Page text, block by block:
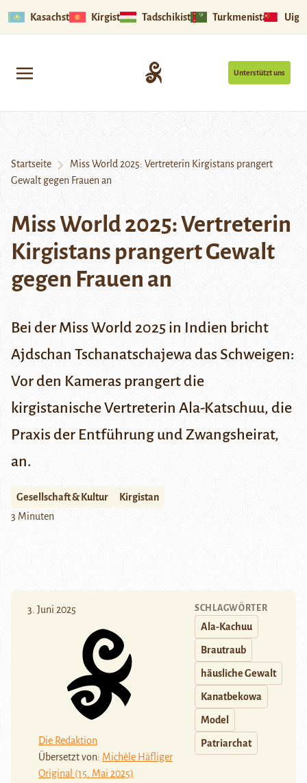
Kasachstan Kirgistan Tadschikistan Turkmenistan
Unterstützt uns
Startseite
Miss World 2025: Vertreterin Kirgistans prangert
Gewalt gegen Frauen an
Miss World 2025: Vertreterin
Kirgistans prangert Gewalt
gegen Frauen an
Bei der Miss World 2025 in Indien bricht
Ajdschan Tschanatschajewa das Schweigen:
Vor den Kameras prangert die
kirgistanische Vertreterin Ala-Katschuu, die
Praxis der Entführung und Zwangsheirat,
an.
Gesellschaft & Kultur
Kirgistan
3 Minuten
3. Juni 2025
Die Redaktion
Übersetzt von: Michèle Häfliger
Original (15. Mai 2025)
SCHLAGWÖRTER
Ala-Kachuu
Brautraub
häusliche Gewalt
Kanatbekowa
Model
Patriarchat